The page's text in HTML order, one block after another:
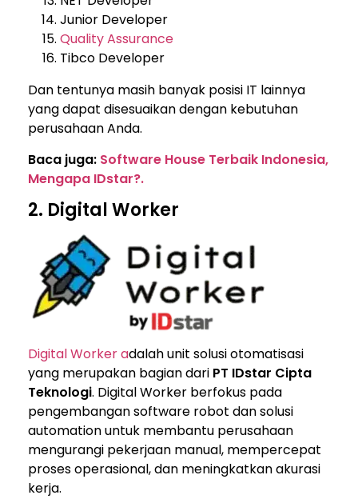
Junior Developer
Quality Assurance
Tibco Developer
Dan tentunya masih banyak posisi IT lainnya
yang dapat disesuaikan dengan kebutuhan
perusahaan Anda.
Baca juga: Software House Terbaik Indonesia,
Mengapa IDstar?.
2. Digital Worker
Digital Worker adalah unit solusi otomatisasi
yang merupakan bagian dari PT IDstar Cipta
Teknologi. Digital Worker berfokus pada
pengembangan software robot dan solusi
automation untuk membantu perusahaan
mengurangi pekerjaan manual, mempercepat
proses operasional, dan meningkatkan akurasi
kerja.